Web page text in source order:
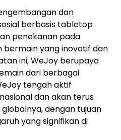
dan
berbasis tabletop
penekanan pada
yang inovatif dan
ini, WeJoy berupaya
dari berbagai
tengah aktif
dan akan terus
dengan tujuan
yang signifikan di